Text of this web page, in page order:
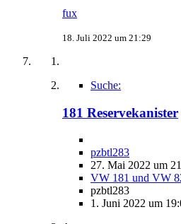
fux
18. Juli 2022 um 21:29
Suche:
181 Reservekanister
pzbtl283
27. Mai 2022 um
VW 181 und VW
pzbtl283
1. Juni 2022 um